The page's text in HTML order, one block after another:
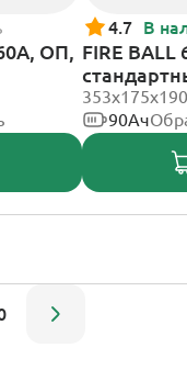
ОП,
4.7 В
FIRE BALL
90Ач